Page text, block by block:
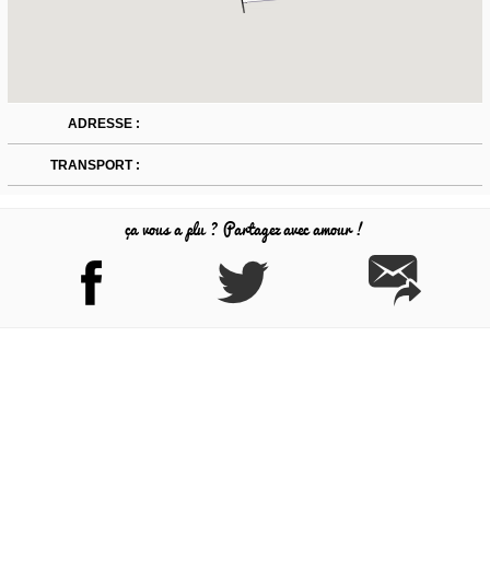
ADRESSE :
TRANSPORT :
ça vous a plu ? Partagez avec amour !